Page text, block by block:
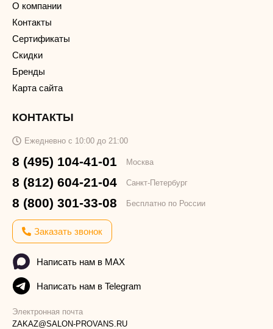
О компании
Контакты
Сертификаты
Скидки
Бренды
Карта сайта
КОНТАКТЫ
Ежедневно с 10:00 до 21:00
8 (495) 104-41-01 Москва
8 (812) 604-21-04 Санкт-Петербург
8 (800) 301-33-08 Бесплатно по России
Заказать звонок
Написать нам в MAX
Написать нам в Telegram
Электронная почта
ZAKAZ@SALON-PROVANS.RU